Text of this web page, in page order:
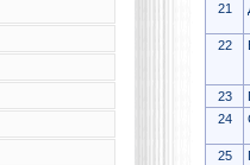
21
22
23
24
25